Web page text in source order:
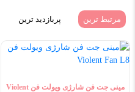
مرتبط ترین پربازدید ترین
مینی جت فن شارژی ویولت فن Violent